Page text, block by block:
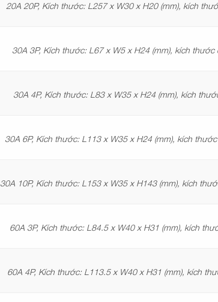
20A 20P, Kích thước: L257 x W30 x H20 (mm), kích
30A 3P, Kích thước: L67 x W5 x H24 (mm), kích
30A 4P, Kích thước: L83 x W35 x H24 (mm), kích
30A 6P, Kích thước: L113 x W35 x H24 (mm), kích
30A 10P, Kích thước: L153 x W35 x H143 (mm), kích
60A 3P, Kích thước: L84.5 x W40 x H31 (mm), kích
60A 4P, Kích thước: L113.5 x W40 x H31 (mm), kích